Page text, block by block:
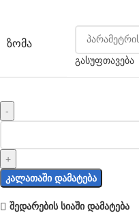
ᲖᲝᲛᲐ
გასუფთავება
ᲙᲐᲚᲐᲗᲐᲨᲘ ᲓᲐᲛᲐᲢᲔᲑᲐ
შედარების სიაში დამატება